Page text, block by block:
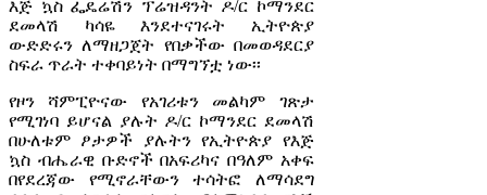
እጅ ኳስ ፌዴሬሽን ፕሬዝዳንት ዶ/ር ኮማንደር
ደመላሽ ካሳዬ እንደተናገሩት ኢትዮጵያ
ውድድሩን ለማዘጋጀት የበቃችው በመወዳደርያ
ስፍራ ጥራት ተቀባይነት በማግኘቷ ነው፡፡
የዞን ሻምፒዮናው የአገሪቱን መልካም ገጽታ
የሚገነባ ይሆናል ያሉት ዶ/ር ኮማንደር ደመላሽ
በሁለቱም ፆታዎች ያሉትን የኢትዮጵያ የእጅ
ኳስ ብሔራዊ ቡድኖች በአፍሪካና በዓለም አቀፍ
በየደረጃው የሚኖራቸውን ተሳትፎ ለማሳደግ